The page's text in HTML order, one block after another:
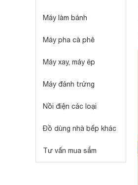
Máy làm bánh
Máy pha cà phê
Máy xay, máy ép
Máy đánh trứng
Nồi điện các loại
Đồ dùng nhà bếp khác
Tư vấn mua sắm